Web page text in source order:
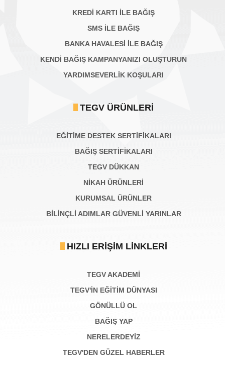
KREDİ KARTI İLE BAĞIŞ
SMS İLE BAĞIŞ
BANKA HAVALESİ İLE BAĞIŞ
KENDİ BAĞIŞ KAMPANYANIZI OLUŞTURUN
YARDIMSEVERLİK KOŞULARI
TEGV ÜRÜNLERI
EĞİTİME DESTEK SERTİFİKALARI
BAĞIŞ SERTIFIKALARI
TEGV DÜKKAN
NİKAH ÜRÜNLERİ
KURUMSAL ÜRÜNLER
BILINÇLI ADIMLAR GÜVENLI YARINLAR
HIZLI ERIŞIM LINKLERI
TEGV AKADEMI
TEGV'İN EĞİTİM DÜNYASI
GÖNÜLLÜ OL
BAĞIŞ YAP
NERELERDEYİZ
TEGV'DEN GÜZEL HABERLER